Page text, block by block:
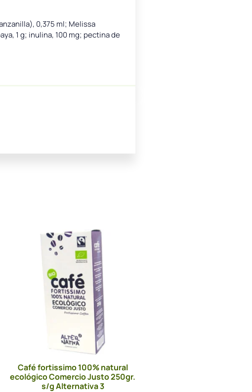
0,375 ml; Melissa
1 g; inulina, 100 mg; pectina de
Café fortissimo 100% natural
ecológico Comercio Justo 250gr.
s/g Alternativa 3